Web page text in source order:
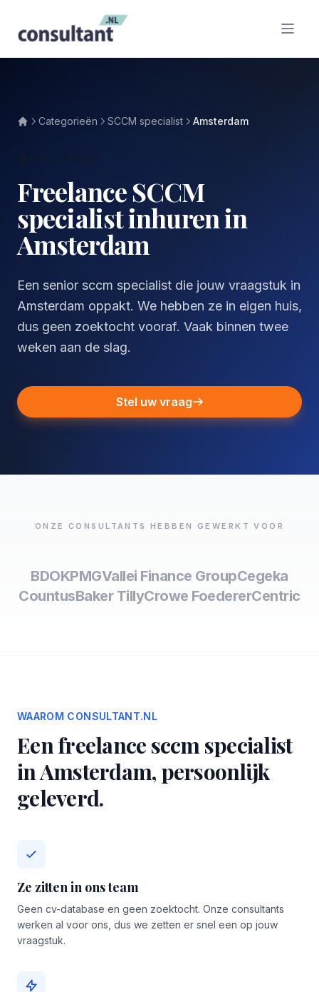
Categorieën SCCM specialist Amsterdam
Freelance SCCM
specialist inhuren in
Amsterdam
Een senior sccm specialist die jouw vraagstuk in
Amsterdam oppakt. We hebben ze in eigen huis,
dus geen zoektocht vooraf. Vaak binnen twee
weken aan de slag.
Stel uw vraag
ONZE CONSULTANTS HEBBEN GEWERKT VOOR
BDOKPMGVallei Finance GroupCegeka
CountusBaker TillyCrowe FoedererCentric
WAAROM CONSULTANT.NL
Een freelance sccm specialist
in Amsterdam, persoonlijk
geleverd.
Ze zitten in ons team
Geen cv-database en geen zoektocht. Onze consultants
werken al voor ons, dus we zetten er snel een op jouw
vraagstuk.